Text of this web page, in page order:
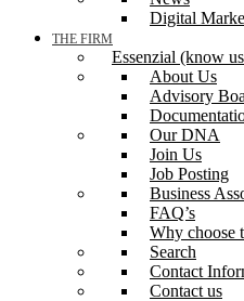
Digital
THE FIRM
Essenzial (know
About Us
Advisory
Our DNA
Join Us
Job Posting
Business
FAQ’s
Why choose
Search
Contact
Contact us